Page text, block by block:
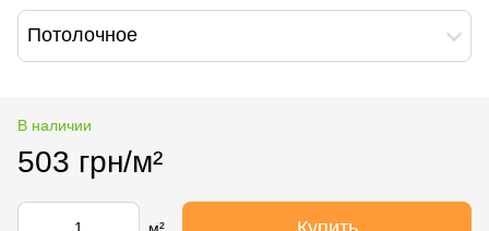
Потолочное
В наличии
503 грн/м²
м²